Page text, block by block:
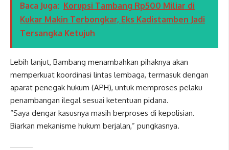
Baca Juga: Korupsi Tambang Rp500 Miliar di
Kukar Makin Terbongkar, Eks Kadistamben Jadi
Tersangka Ketujuh
Lebih lanjut, Bambang menambahkan pihaknya akan
memperkuat koordinasi lintas lembaga, termasuk dengan
aparat penegak hukum (APH), untuk memproses pelaku
penambangan ilegal sesuai ketentuan pidana.
“Saya dengar kasusnya masih berproses di kepolisian.
Biarkan mekanisme hukum berjalan,” pungkasnya.